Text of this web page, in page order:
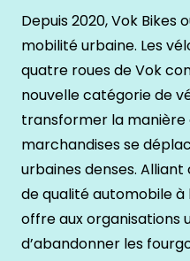
Depuis 2020, Vok Bikes
mobilité urbaine. Les
quatre roues de Vok
nouvelle catégorie de
transformer la manière
marchandises se
urbaines denses.
de qualité automobile à
offre aux organisations
d’abandonner les